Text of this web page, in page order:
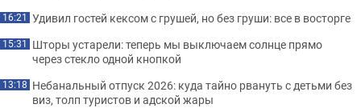
16:21 Удивил гостей кексом с грушей, но без груши: все в восторге
15:31 Шторы устарели: теперь мы выключаем солнце прямо
через стекло одной кнопкой
13:18 Небанальный отпуск 2026: куда тайно рвануть с детьми без
виз, толп туристов и адской жары